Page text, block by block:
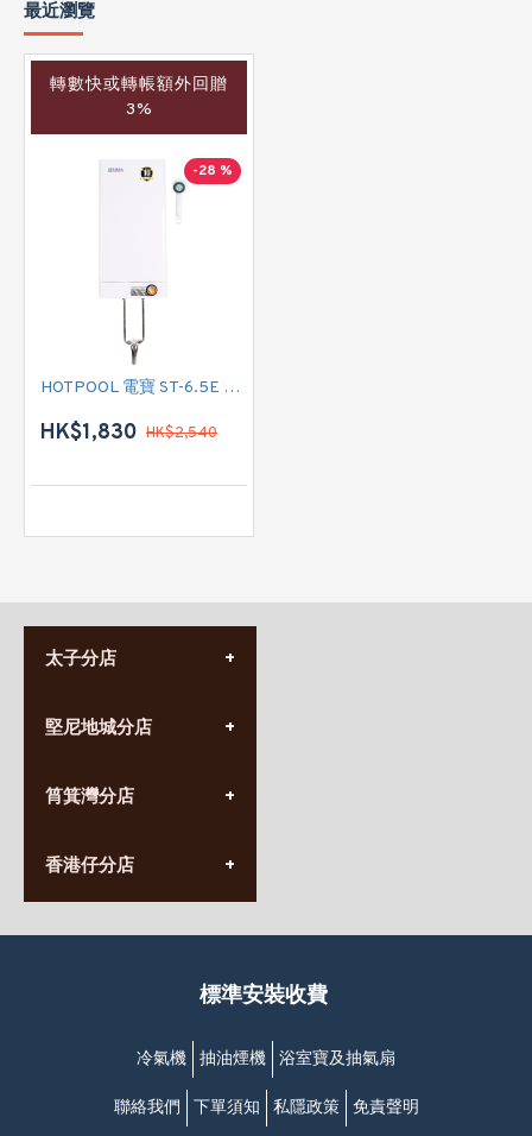
最近瀏覽
轉數快或轉帳額外回贈
3%
-28 %
HOTPOOL 電寶 ST-6.5E 花灑儲水式(低壓電熱水爐)
HK$1,830 HK$2,540
太子分店
營業時間:
九龍太子太子道西141號
堅尼地城分店
營業時間:
香港堅尼地城卑路乍街
(堅尼地城地鐵站B出口)
筲箕灣分店
營業時間:
(10:00am-20:30pm)
香港仔分店
營業時間:
香港香港仔成都道20-28號
(黃竹坑地鐵站轉4M專線小巴)
標準安裝收費
冷氣機 抽油煙機 浴室寶及抽氣扇
聯絡我們 下單須知 私隱政策 免責聲明